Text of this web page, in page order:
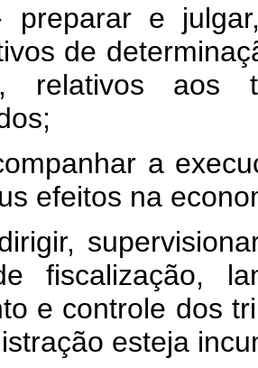
preparar e
de
relativos aos
a
efeitos na
fiscalização,
e controle dos
esteja